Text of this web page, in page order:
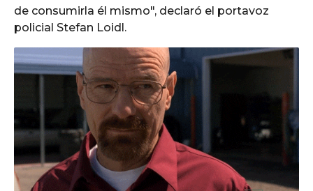
de consumirla él mismo", declaró el portavoz
policial Stefan Loidl.